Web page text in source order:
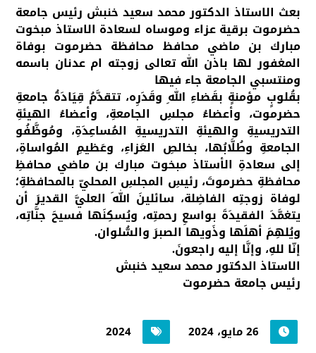
بعث الاستاذ الدكتور محمد سعيد خنبش رئيس جامعة
حضرموت برقية عزاء وموساه لسعادة الاستاذ مبخوت
مبارك بن ماضي محافظ محافظة حضرموت بوفاة
المغفور لها باذن الله تعالى زوجته ام عدنان باسمه
ومنتسبي الجامعة جاء فيها
بقُلوبٍ مؤمنةٍ بقَضاءِ اللهِ وقَدَرِه، تتقدَّمُ قِيَادَةُ جامعةِ
حضرموت، وأعضاءُ مجلسِ الجامعةِ، وأعضاءُ الهيئةِ
التدريسيةِ والهيئةِ التدريسيةِ المُساعِدَةِ، ومُوظَّفُو
الجامعةِ وطُلَّابُها، بخالصِ العَزاءِ، وعَظيمِ المُواساةِ،
إلى سعادةِ الأستاذ مبخوت مبارك بن ماضي محافظِ
محافظةِ حضرموتَ، رئيسِ المجلسِ المحليّ بالمحافظةِ؛
لوفاة زوجتِه الفاضِلة، سائلينَ اللهَ العليَّ القديرَ أن
يتغمَّدَ الفقيدَةَ بواسعِ رحمتِه، ويُسكِنَها فسيحَ جنَّاتِه،
ويُلهِمَ أهلَها وذَويها الصبرَ والسُّلوان.
إنّا للهِ، وإنَّا إليه راجعونَ.
الاستاذ الدكتور محمد سعيد خنبش
رئيس جامعة حضرموت
26 مايو، 2024 2024